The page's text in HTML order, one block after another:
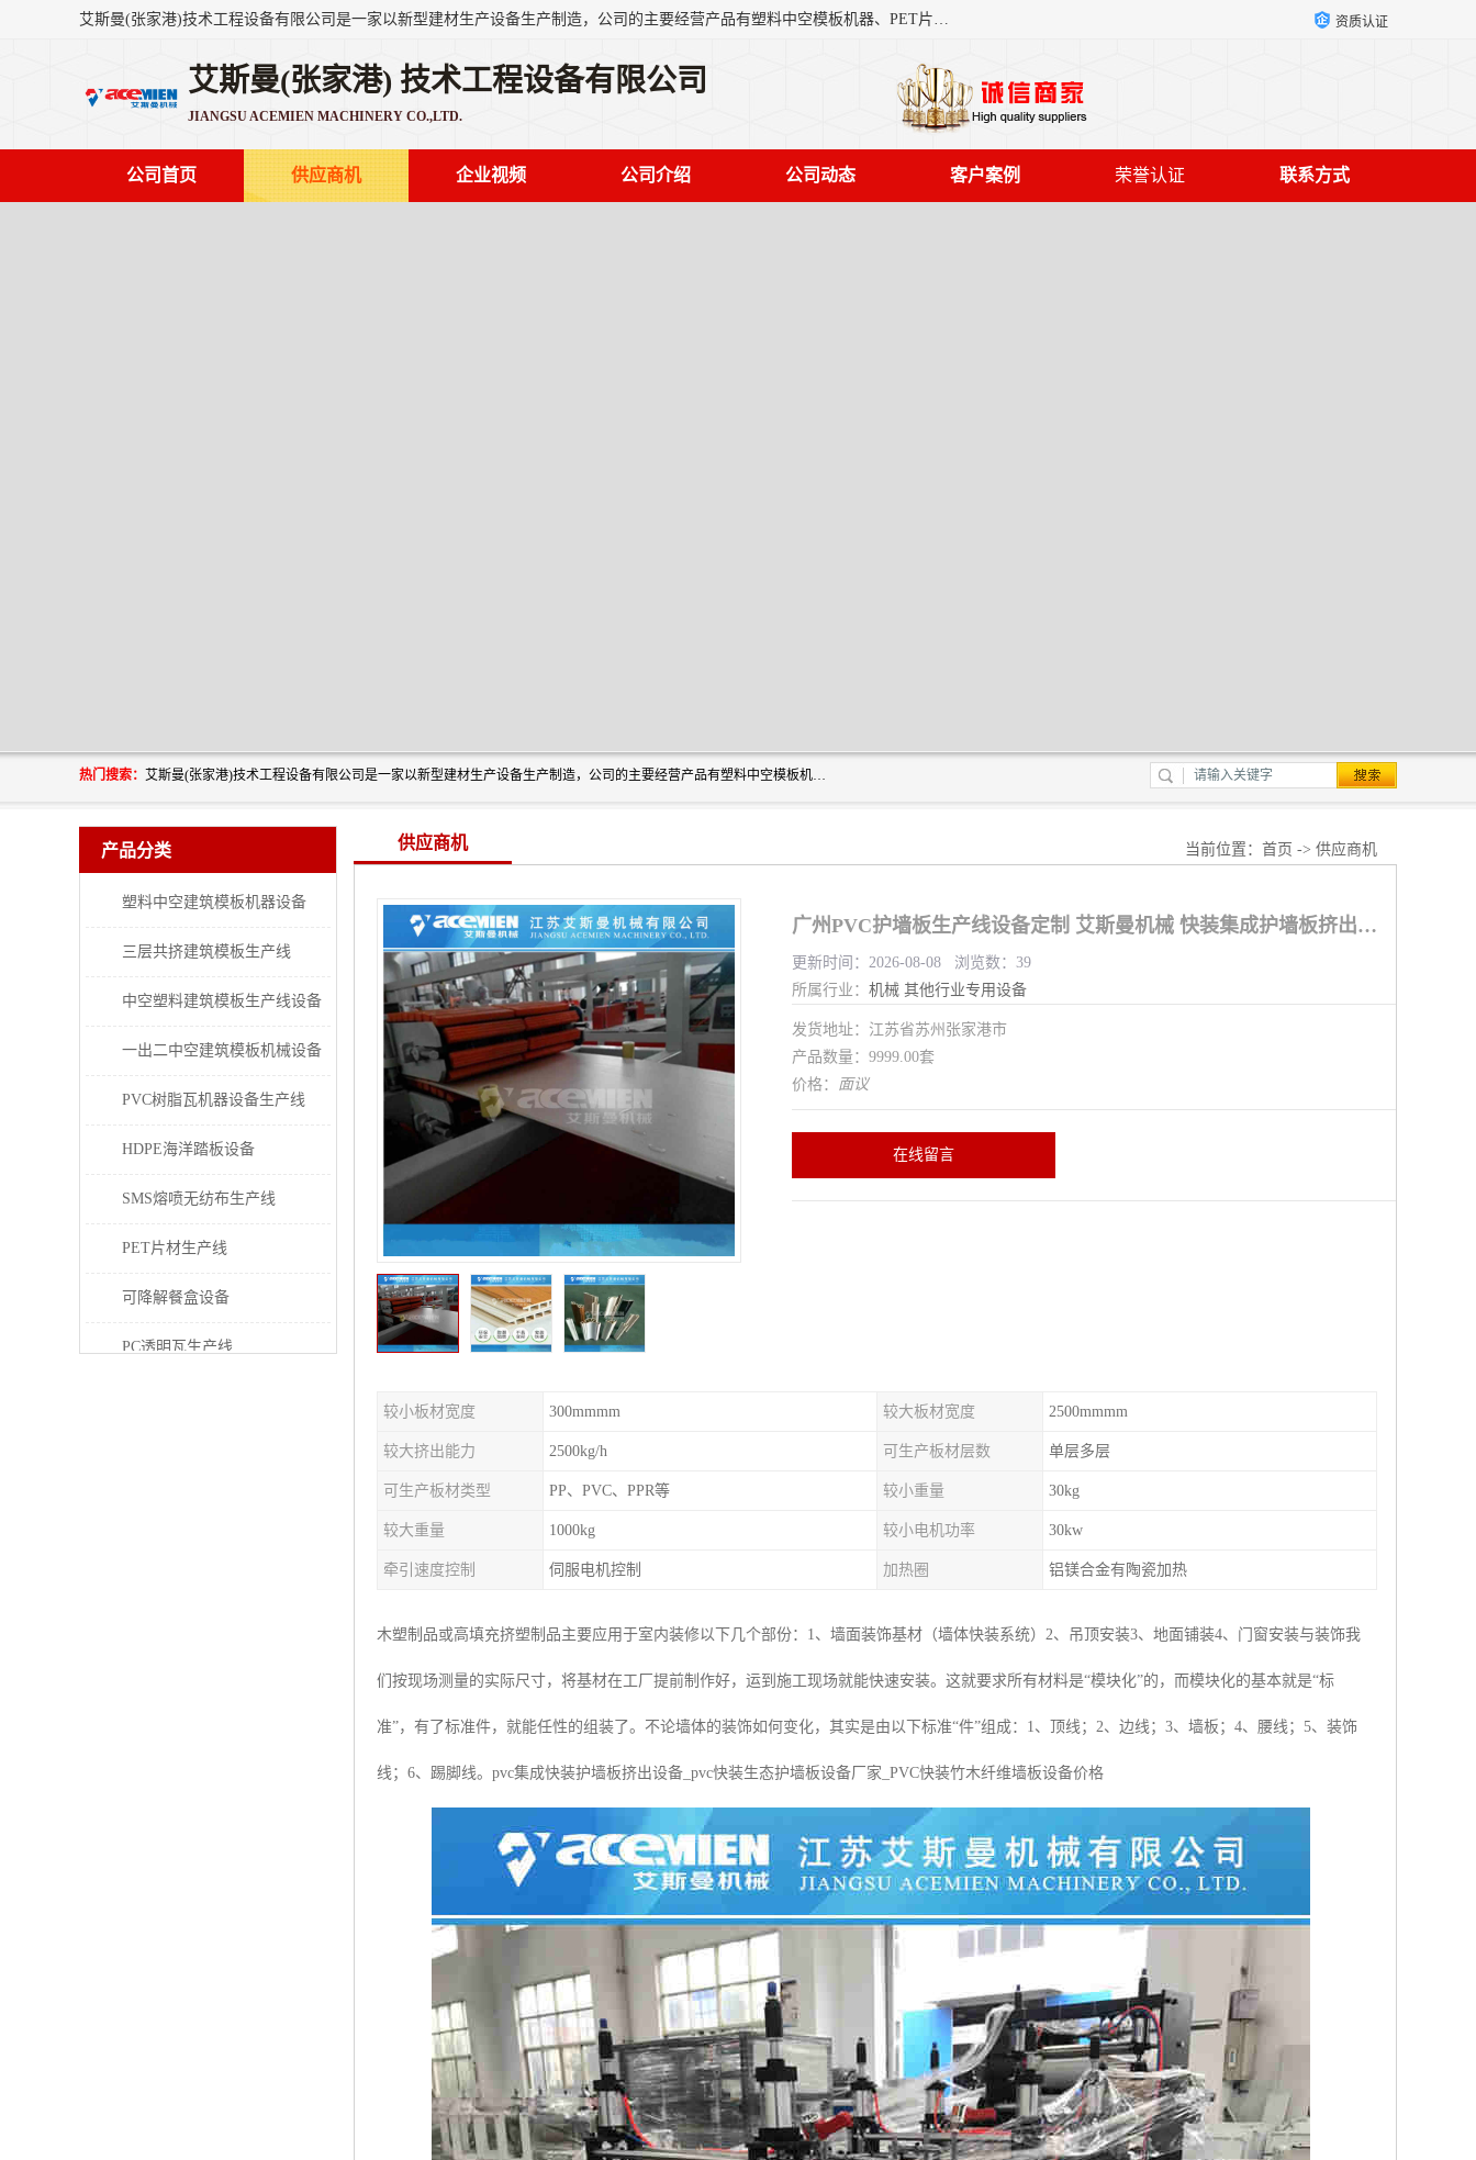
艾斯曼(张家港)技术工程设备有限公司是一家以新型建材生产设备生产制造，公司的主要经营产品有塑料中空模板机器、PET片材设备、可降解餐盒设备、树脂瓦设备、管材生产线、琉璃瓦设备等，艾斯曼机械在国内及国外享有较高盛誉拥有众多长期合作的老客户。 资质认证
艾斯曼(张家港) 技术工程设备有限公司
JIANGSU ACEMIEN MACHINERY CO.,LTD.
公司首页 供应商机 企业视频 公司介绍 公司动态 客户案例 荣誉认证 联系方式
热门搜索： 艾斯曼(张家港)技术工程设备有限公司是一家以新型建材生产设备生产制造，公司的主要经营产品有塑料中空模板机器、PET片材设备、可降解餐盒设备、树脂瓦设备、管材生产线、琉璃瓦设备等，艾斯曼机械在国内及国外享有较高盛誉拥有众多长期合作的老客户。
产品分类
塑料中空建筑模板机器设备
三层共挤建筑模板生产线
中空塑料建筑模板生产线设备
一出二中空建筑模板机械设备
PVC树脂瓦机器设备生产线
HDPE海洋踏板设备
SMS熔喷无纺布生产线
PET片材生产线
可降解餐盒设备
PC透明瓦生产线
供应商机 当前位置： 首页 -> 供应商机
广州PVC护墙板生产线设备定制 艾斯曼机械 快装集成护墙板挤出设备
更新时间：2026-08-08 浏览数：39
所属行业： 机械 其他行业专用设备
发货地址：江苏省苏州张家港市
产品数量：9999.00套
价格： 面议
在线留言
较小板材宽度 300mmmm 较大板材宽度 2500mmmm
较大挤出能力 2500kg/h 可生产板材层数 单层多层
可生产板材类型 PP、PVC、PPR等 较小重量 30kg
较大重量 1000kg 较小电机功率 30kw
牵引速度控制 伺服电机控制 加热圈 铝镁合金有陶瓷加热
木塑制品或高填充挤塑制品主要应用于室内装修以下几个部份：1、墙面装饰基材（墙体快装系统）2、吊顶安装3、地面铺装4、门窗安装与装饰我
们按现场测量的实际尺寸，将基材在工厂提前制作好，运到施工现场就能快速安装。这就要求所有材料是“模块化”的，而模块化的基本就是“标
准”，有了标准件，就能任性的组装了。不论墙体的装饰如何变化，其实是由以下标准“件”组成：1、顶线；2、边线；3、墙板；4、腰线；5、装饰
线；6、踢脚线。pvc集成快装护墙板挤出设备_pvc快装生态护墙板设备厂家_PVC快装竹木纤维墙板设备价格